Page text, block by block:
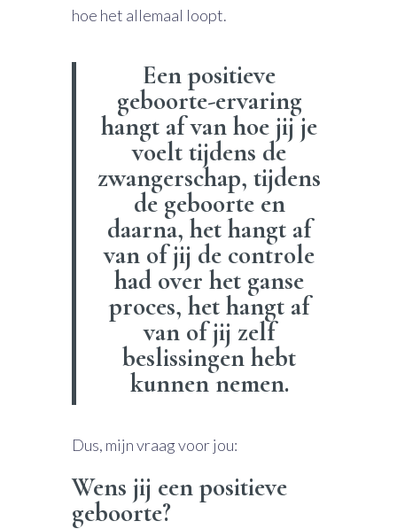
hoe het allemaal loopt.
Een positieve
geboorte-ervaring
hangt af van hoe jij je
voelt tijdens de
zwangerschap, tijdens
de geboorte en
daarna, het hangt af
van of jij de controle
had over het ganse
proces, het hangt af
van of jij zelf
beslissingen hebt
kunnen nemen.
Dus, mijn vraag voor jou:
Wens jij een positieve
geboorte?